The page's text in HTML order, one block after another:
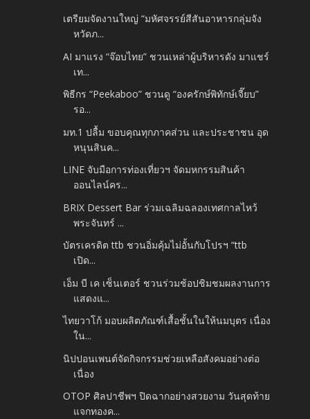
เตรียมจัดงานใหญ่ “มหัศจรรย์สีสันอาหารกลุ่มจัง
หวัดภ...
AI มาแรง “จ๊อบไทย” ชวนเหล่าผู้บริหารดัง มาแชร์
เท...
พิธีกร “Peekaboo” ชวนดู “องครักษ์พิทักษ์เจี๊ยบ”
รอ...
มท.1 ปลื้ม ขอบคุณทุกภาคส่วน และประชาชน อุด
หนุนสินค...
LINE จับมือการท่องเที่ยวฯ จัดมหกรรมสินค้า
ออนไลน์คร...
BRIX Dessert Bar ร่วมเฉลิมฉลองเทศกาลไหว้
พระจันทร์ ...
บัตรเครดิต ttb ชวนอิ่มคุ้มไม่อั้นกับโปรฯ “ttb
เปิด...
เอ็ม บี เค เซ็นเตอร์ ชวนร่วมช้อปชิมชมผลงานการ
แสดงแ...
ไทยวาโก้ มอบผลิตภัณฑ์เสื้อชั้นในให้นมบุตร เนื่อง
ใน...
นิปปอนเพนต์จัดกิจกรรมช่วยเหลือสังคมอย่างต่อ
เนื่อง
OTOP ศิลปาชีพฯ ปิดฉากอย่างสวยงาม วันสุดท้าย
แจกทองค...